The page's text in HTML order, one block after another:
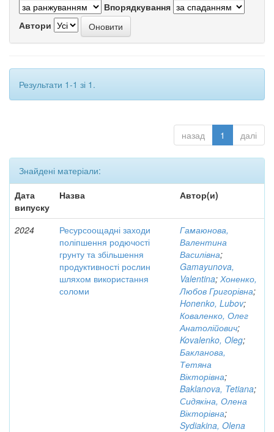
Впорядкування
Автори
Результати 1-1 зі 1.
назад 1 далі
Знайдені матеріали:
Дата
випуску
Назва Автор(и)
2024
Ресурсоощадні заходи
поліпшення родючості
грунту та збільшення
продуктивності рослин
шляхом використання
соломи
Гамаюнова,
Валентина
Василівна;
Gamayunova,
Valentina; Хоненко,
Любов Григорівна;
Honenko, Lubov;
Коваленко, Олег
Анатолійович;
Kovalenko, Oleg;
Бакланова,
Тетяна
Вікторівна;
Baklanova, Tetiana;
Сидякіна, Олена
Вікторівна;
Sydiakina, Olena